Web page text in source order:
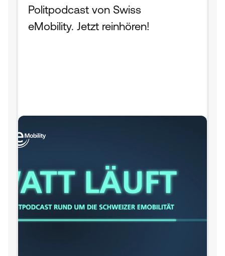
Politpodcast von Swiss
eMobility. Jetzt reinhören!